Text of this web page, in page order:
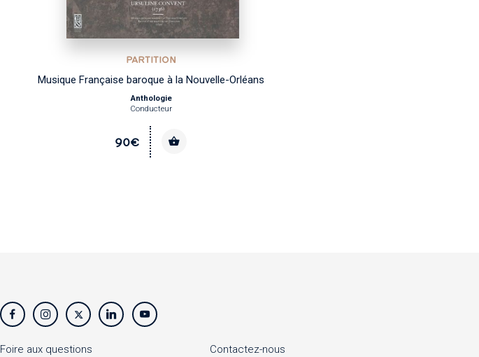
PARTITION
Musique Française baroque à la Nouvelle-Orléans
Anthologie
Conducteur
90€
Foire aux questions Contactez-nous